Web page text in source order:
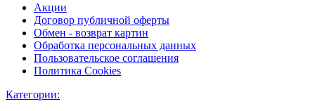
Акции
Договор публичной оферты
Обмен - возврат картин
Обработка персональных данных
Пользовательское соглашения
Политика Cookies
Категории: